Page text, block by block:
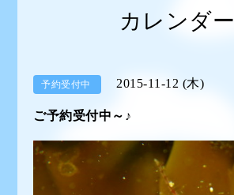
カレンダー
予約受付中 2015-11-12 (木)
ご予約受付中～♪